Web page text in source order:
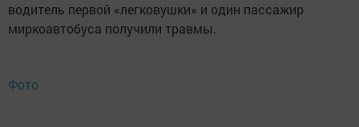
водитель первой «легковушки» и один пассажир
миркоавтобуса получили травмы.
Фото